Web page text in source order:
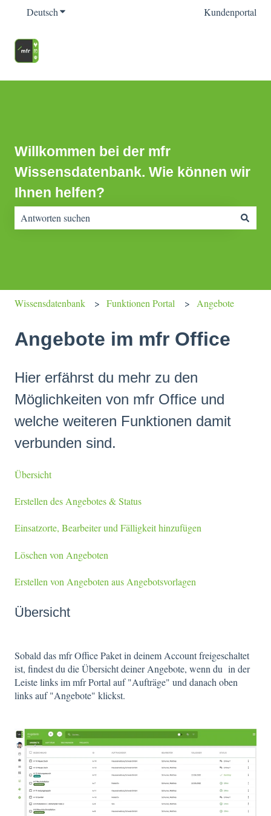
DeutschUntermenü für Übersetzungen anzeigenKundenportal
Willkommen bei der mfr
Wissensdatenbank. Wie können wir
Ihnen helfen?
Wissensdatenbank Funktionen Portal Angebote
Angebote im mfr Office
Hier erfährst du mehr zu den
Möglichkeiten von mfr Office und
welche weiteren Funktionen damit
verbunden sind.
Übersicht
Erstellen des Angebotes & Status
Einsatzorte, Bearbeiter und Fälligkeit hinzufügen
Löschen von Angeboten
Erstellen von Angeboten aus Angebotsvorlagen
Übersicht
Sobald das mfr Office Paket in deinem Account freigeschaltet
ist, findest du die Übersicht deiner Angebote, wenn du in der
Leiste links im mfr Portal auf "Aufträge" und danach oben
links auf "Angebote" klickst.